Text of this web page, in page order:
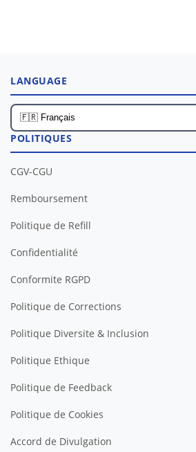
LANGUAGE
POLITIQUES
CGV-CGU
Remboursement
Politique de Refill
Confidentialité
Conformite RGPD
Politique de Corrections
Politique Diversite & Inclusion
Politique Ethique
Politique de Feedback
Politique de Cookies
Accord de Divulgation